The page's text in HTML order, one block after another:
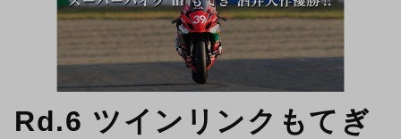
Rd.6 ツインリンクもてぎ